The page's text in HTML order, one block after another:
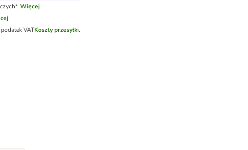
Więcej
VATKoszty przesyłki.